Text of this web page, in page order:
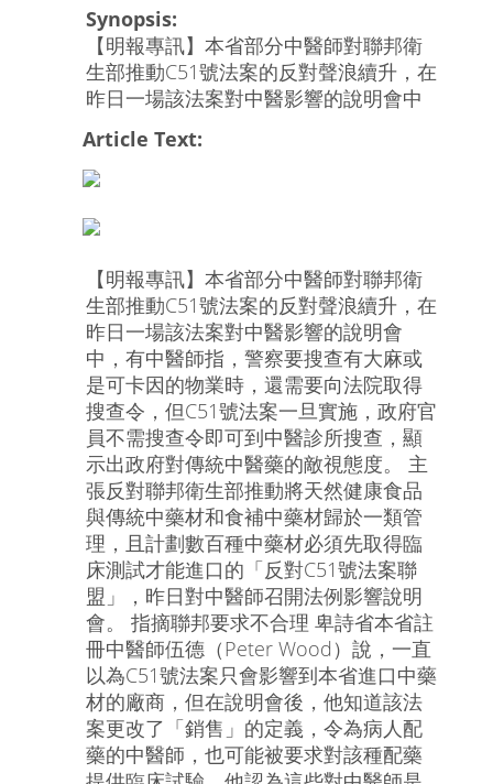
Synopsis:
【明報專訊】本省部分中醫師對聯邦衛
生部推動C51號法案的反對聲浪續升，在
昨日一場該法案對中醫影響的說明會中
Article Text:
【明報專訊】本省部分中醫師對聯邦衛
生部推動C51號法案的反對聲浪續升，在
昨日一場該法案對中醫影響的說明會
中，有中醫師指，警察要搜查有大麻或
是可卡因的物業時，還需要向法院取得
搜查令，但C51號法案一旦實施，政府官
員不需搜查令即可到中醫診所搜查，顯
示出政府對傳統中醫藥的敵視態度。 主
張反對聯邦衛生部推動將天然健康食品
與傳統中藥材和食補中藥材歸於一類管
理，且計劃數百種中藥材必須先取得臨
床測試才能進口的「反對C51號法案聯
盟」，昨日對中醫師召開法例影響說明
會。 指摘聯邦要求不合理 卑詩省本省註
冊中醫師伍德（Peter Wood）說，一直
以為C51號法案只會影響到本省進口中藥
材的廠商，但在說明會後，他知道該法
案更改了「銷售」的定義，令為病人配
藥的中醫師，也可能被要求對該種配藥